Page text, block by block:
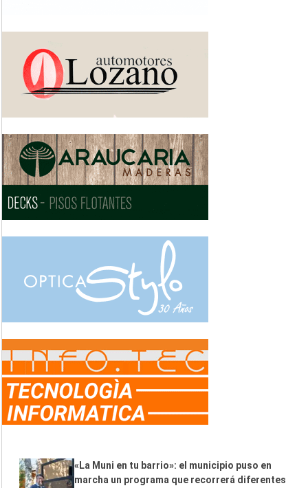
«La Muni en tu barrio»: el municipio puso en
marcha un programa que recorrerá diferentes